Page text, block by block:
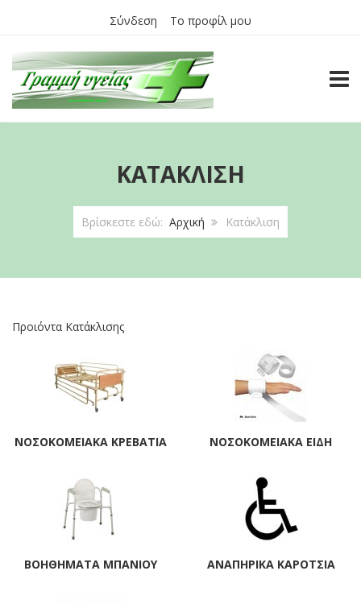
Σύνδεση Το προφίλ μου
ΚΑΤΆΚΛΙΣΗ
Βρίσκεστε εδώ: Αρχική Κατάκλιση
Προιόντα Κατάκλισης
ΝΟΣΟΚΟΜΕΙΑΚΆ ΚΡΕΒΆΤΙΑ ΝΟΣΟΚΟΜΕΙΑΚΆ ΕΊΔΗ
ΒΟΗΘΉΜΑΤΑ ΜΠΆΝΙΟΥ ΑΝΑΠΗΡΙΚΆ ΚΑΡΌΤΣΙΑ